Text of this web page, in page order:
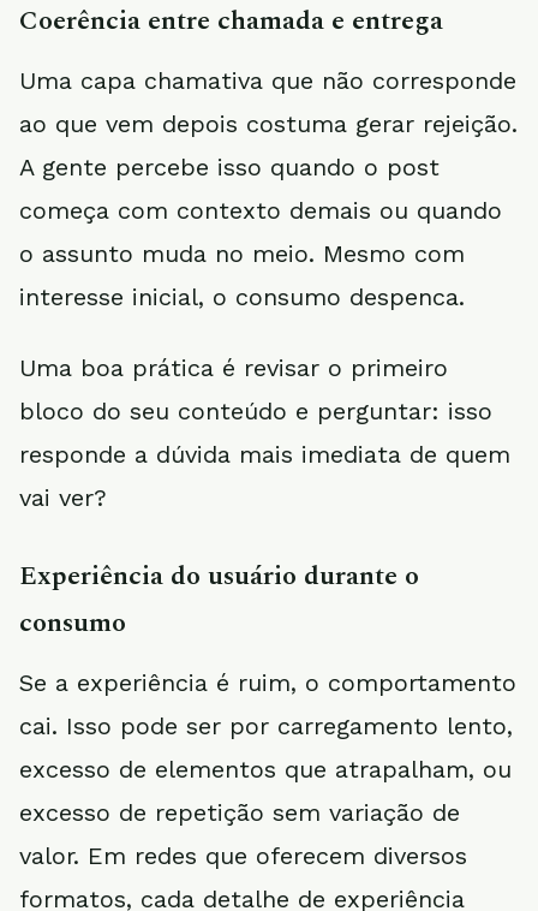
Coerência entre chamada e entrega
Uma capa chamativa que não corresponde
ao que vem depois costuma gerar rejeição.
A gente percebe isso quando o post
começa com contexto demais ou quando
o assunto muda no meio. Mesmo com
interesse inicial, o consumo despenca.
Uma boa prática é revisar o primeiro
bloco do seu conteúdo e perguntar: isso
responde a dúvida mais imediata de quem
vai ver?
Experiência do usuário durante o
consumo
Se a experiência é ruim, o comportamento
cai. Isso pode ser por carregamento lento,
excesso de elementos que atrapalham, ou
excesso de repetição sem variação de
valor. Em redes que oferecem diversos
formatos, cada detalhe de experiência